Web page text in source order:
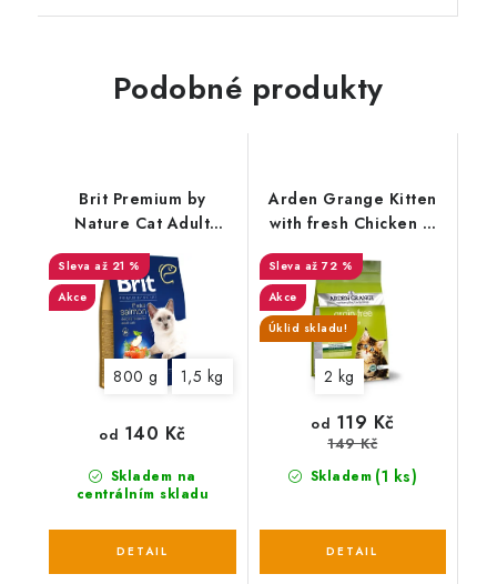
Podobné produkty
Brit Premium by
Nature Cat Adult
Salmon
až 21 %
Akce
800 g 1,5 kg
Skladem na
centrálním skladu
od 140 Kč
Arden Grange Kitten
with fresh Chicken &
Potato grain free
až 72 %
Akce
Úklid skladu!
2 kg
Skladem (1 ks)
od 119 Kč
149 Kč